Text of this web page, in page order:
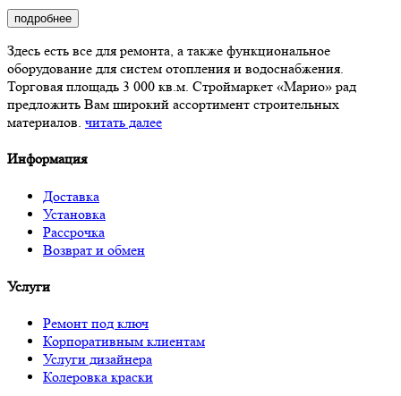
подробнее
Здесь есть все для ремонта, а также функциональное
оборудование для систем отопления и водоснабжения.
Торговая площадь 3 000 кв.м. Строймаркет «Марио» рад
предложить Вам широкий ассортимент строительных
материалов. читать далее
Информация
Доставка
Установка
Рассрочка
Возврат и обмен
Услуги
Ремонт под ключ
Корпоративным клиентам
Услуги дизайнера
Колеровка краски